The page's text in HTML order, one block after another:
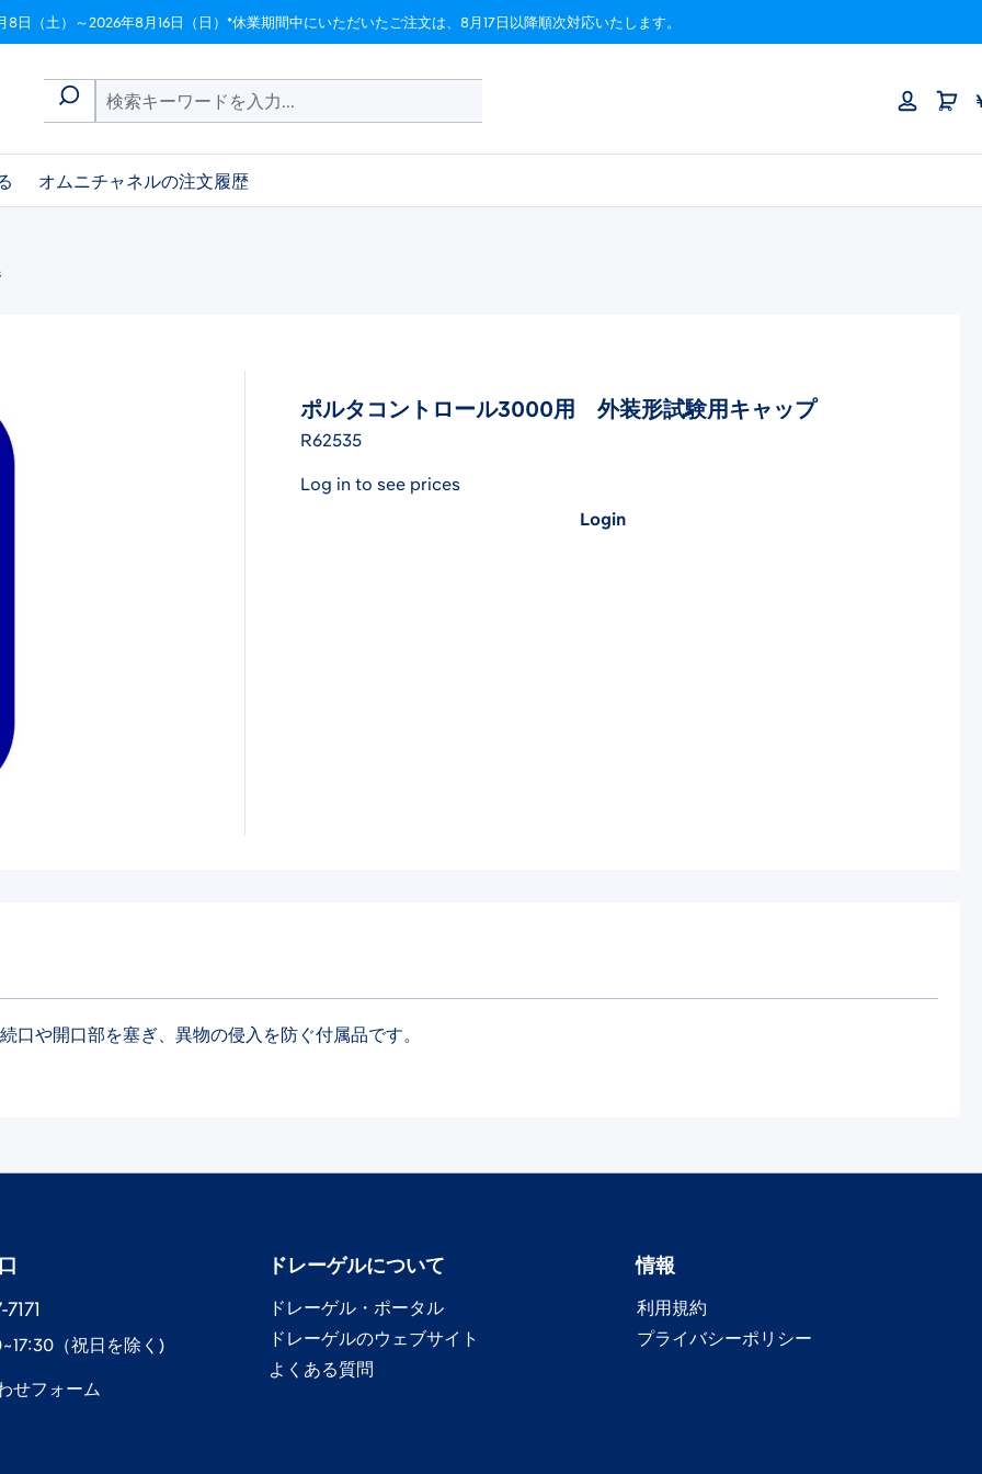
日（土）～2026年8月16日（日）*休業期間中にいただいたご注文は、8月17日以降順次対応いたします。
オムニチャネルの注文履歴
ポルタコントロール3000用 外装形試験用キャップ
R62535
Log in to see prices
Login
や開口部を塞ぎ、異物の侵入を防ぐ付属品です。
（祝日を除く)
せフォーム
ドレーゲル​について
ドレーゲル​・ポータル
ドレーゲル​のウェブサイト
よくある質問
情報
利用規約
プライバシーポリシー